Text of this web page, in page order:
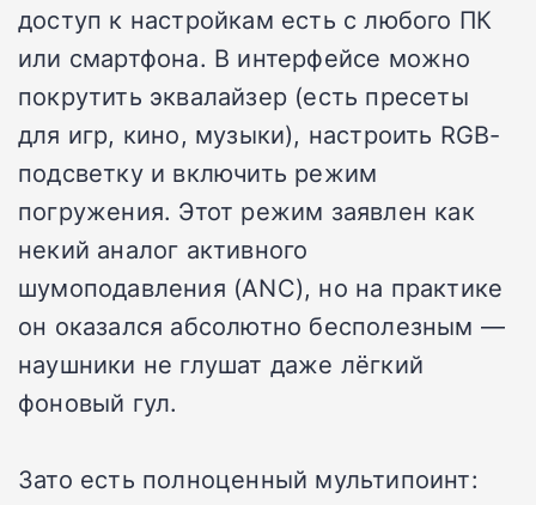
доступ к настройкам есть с любого ПК
или смартфона. В интерфейсе можно
покрутить эквалайзер (есть пресеты
для игр, кино, музыки), настроить RGB-
подсветку и включить режим
погружения. Этот режим заявлен как
некий аналог активного
шумоподавления (ANC), но на практике
он оказался абсолютно бесполезным —
наушники не глушат даже лёгкий
фоновый гул.
Зато есть полноценный мультипоинт: